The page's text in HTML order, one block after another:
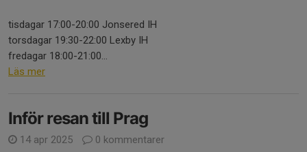
tisdagar 17:00-20:00 Jonsered IH
torsdagar 19:30-22:00 Lexby IH
fredagar 18:00-21:00...
Läs mer
Inför resan till Prag
14 apr 2025 0 kommentarer